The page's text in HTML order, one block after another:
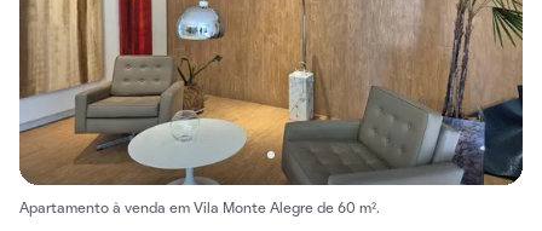
Apartamento à venda em Vila Monte Alegre de 60 m².